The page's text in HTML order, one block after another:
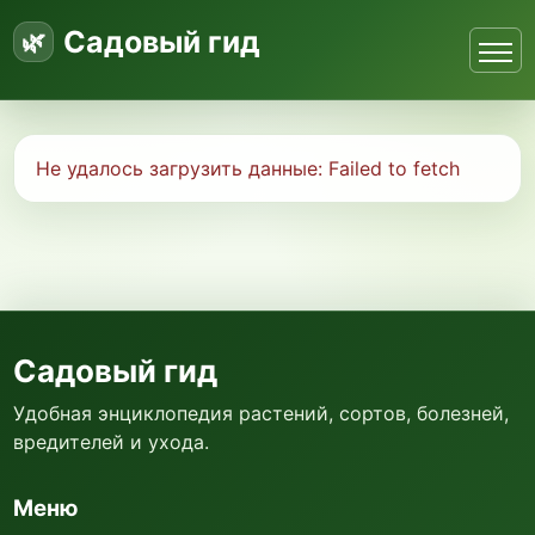
Садовый гид
Не удалось загрузить данные: Failed to fetch
Садовый гид
Удобная энциклопедия растений, сортов, болезней,
вредителей и ухода.
Меню